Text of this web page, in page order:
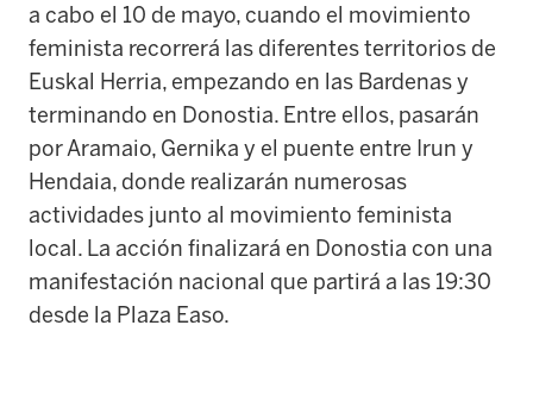
a cabo el 10 de mayo, cuando el movimiento
feminista recorrerá las diferentes territorios de
Euskal Herria, empezando en las Bardenas y
terminando en Donostia. Entre ellos, pasarán
por Aramaio, Gernika y el puente entre Irun y
Hendaia, donde realizarán numerosas
actividades junto al movimiento feminista
local. La acción finalizará en Donostia con una
manifestación nacional que partirá a las 19:30
desde la Plaza Easo.